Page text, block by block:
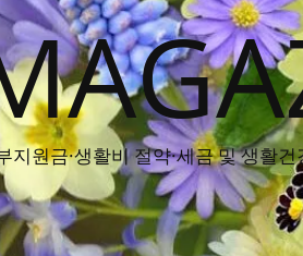
지원금·생활비 절약·세금 및 생활